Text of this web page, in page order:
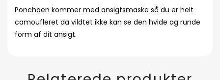
Ponchoen kommer med ansigtsmaske så du er helt
camoufleret da vildtet ikke kan se den hvide og runde
form af dit ansigt.